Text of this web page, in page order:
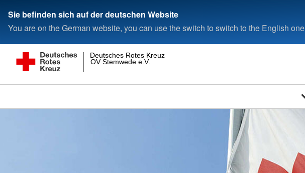
Sie befinden sich auf der deutschen Website
You are on the German website, you can use the switch to switch to the English one
OV Stemwede e.V.
Deutsches Rotes Kreuz